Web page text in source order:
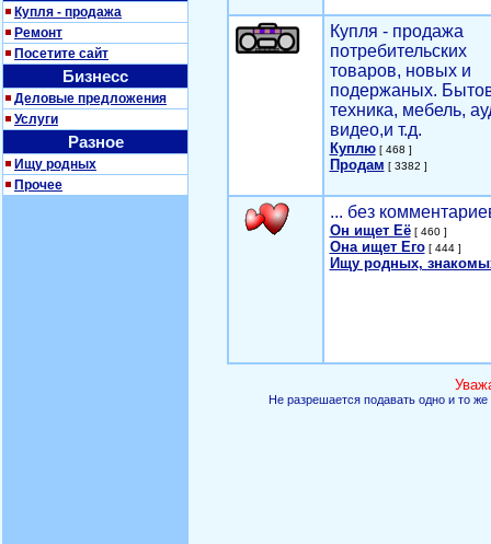
Купля - продажа
Ремонт
Посетите сайт
Бизнесс
Деловые предложения
Услуги
Разное
Ищу родных
Прочее
Купля - продажа
потребительских
товаров, новых и
подержаных.
техника, мебель,
видео,и т.д.
Куплю[ 468 ]
Продам [ 3382 ]
... без
Он ищет Её[ 460 ]
Она ищет Его[ 444 ]
Ищу родных,
Не разрешается подавать одно и то